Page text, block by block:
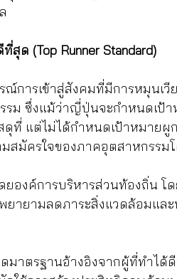
ด (Top Runner Standard)
การเข้าสู่สังคมที่มีการหมุนเ
รม ซึ่งแม้ว่าญี่ปุ่นจะกำหนดเป้
ที่ แต่ไม่ได้กำหนดเป้าหมายผู
มัครใจของภาคอุตสาหกรรมโ
องค์การบริหารส่วนท้องถิ่น โ
ยายามลดภาระสิ่งแวดล้อมแล
าตรฐานอ้างอิงจากผู้ที่ทำได้ดี